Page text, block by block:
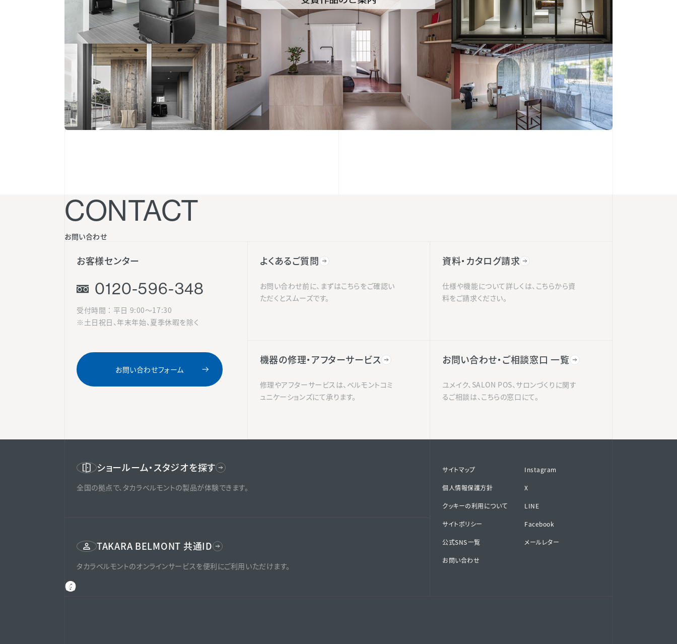
CONTACT
お問い合わせ
よくあるご質問
お問い合わせ前に、まずはこちらをご確認い
ただくとスムーズです。
資料・カタログ請求
仕様や機能について詳しくは、こちらから資
料をご請求ください。
機器の修理・アフターサービス
修理やアフターサービスは、ベルモントコミ
ュニケーションズにて承ります。
お問い合わせ・ご相談窓口 一覧
ユメイク、SALON POS、サロンづくりに関す
るご相談は、こちらの窓口にて。
お客様センター
0120-596-348
受付時間 ： 平日 9:00〜17:30
※土日祝日、年末年始、夏季休暇を除く
お問い合わせフォーム
ショールーム・スタジオを探す
全国の拠点で、タカラベルモントの製品が体験できます。
TAKARA BELMONT 共通ID
タカラベルモントのオンラインサービスを便利にご利用いただけます。
サイトマップ
個人情報保護方針
クッキーの利用について
サイトポリシー
公式SNS⁨⁩一覧
お問い合わせ
Instagram
X
LINE
Facebook
メールレター